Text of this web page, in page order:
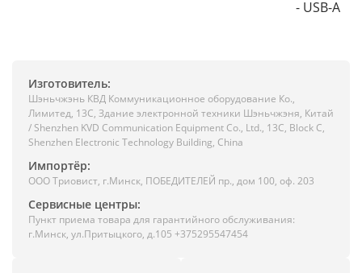
- USB-A
Изготовитель:
Шэньчжэнь КВД Коммуникационное оборудование Ко.,
Лимитед, 13C, Здание электронной техники Шэньчжэня, Китай
/ Shenzhen KVD Communication Equipment Co., Ltd., 13C, Block C,
Shenzhen Electronic Technology Building, China
Импортёр:
ООО Триовист, г.Минск, ПОБЕДИТЕЛЕЙ пр., дом 100, оф. 203
Сервисные центры:
Пункт приема товара для гарантийного обслуживания:
г.Минск, ул.Притыцкого, д.105 +375295547454